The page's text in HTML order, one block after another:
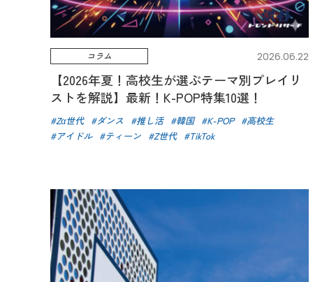
コラム 2026.06.22
【2026年夏！高校生が選ぶテーマ別プレイリ
ストを解説】最新！K-POP特集10選！
Zα世代 ダンス 推し活 韓国 K-POP
高校生
アイドル
ティーン Z世代 TikTok